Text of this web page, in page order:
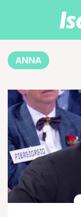
ANNA